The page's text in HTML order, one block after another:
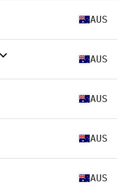
AUS
AUS
AUS
AUS
AUS